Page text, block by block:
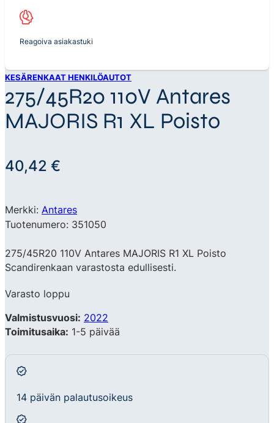
Reagoiva asiakastuki
KESÄRENKAAT HENKILÖAUTOT
275/45R20 110V Antares
MAJORIS R1 XL Poisto
40,42 €
Merkki: Antares
Tuotenumero: 351050
275/45R20 110V Antares MAJORIS R1 XL Poisto
Scandirenkaan varastosta edullisesti.
Varasto loppu
Valmistusvuosi: 2022
Toimitusaika: 1-5 päivää
14 päivän palautusoikeus